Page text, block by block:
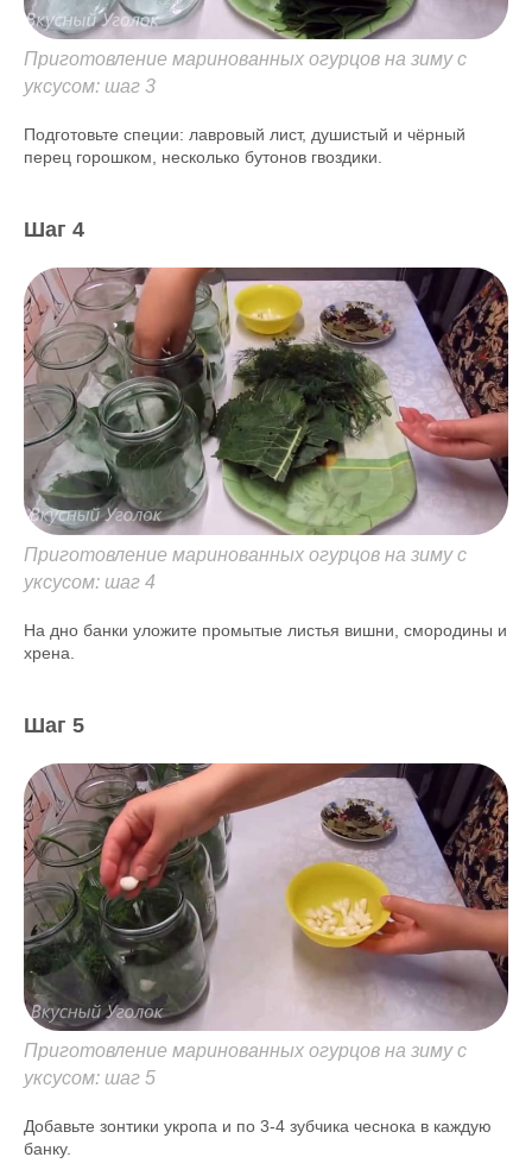
Приготовление маринованных огурцов на зиму с
уксусом: шаг 3
Подготовьте специи: лавровый лист, душистый и чёрный
перец горошком, несколько бутонов гвоздики.
Шаг 4
Приготовление маринованных огурцов на зиму с
уксусом: шаг 4
На дно банки уложите промытые листья вишни, смородины и
хрена.
Шаг 5
Приготовление маринованных огурцов на зиму с
уксусом: шаг 5
Добавьте зонтики укропа и по 3-4 зубчика чеснока в каждую
банку.